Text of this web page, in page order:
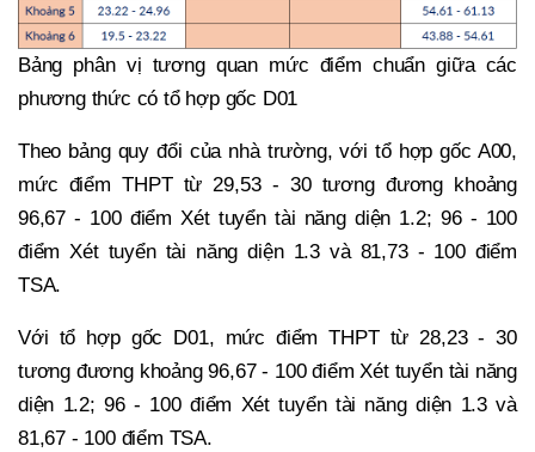
Bảng phân vị tương quan mức điểm chuẩn giữa các
phương thức có tổ hợp gốc D01
Theo bảng quy đổi của nhà trường, với tổ hợp gốc A00,
mức điểm THPT từ 29,53 - 30 tương đương khoảng
96,67 - 100 điểm Xét tuyển tài năng diện 1.2; 96 - 100
điểm Xét tuyển tài năng diện 1.3 và 81,73 - 100 điểm
TSA.
Với tổ hợp gốc D01, mức điểm THPT từ 28,23 - 30
tương đương khoảng 96,67 - 100 điểm Xét tuyển tài năng
diện 1.2; 96 - 100 điểm Xét tuyển tài năng diện 1.3 và
81,67 - 100 điểm TSA.